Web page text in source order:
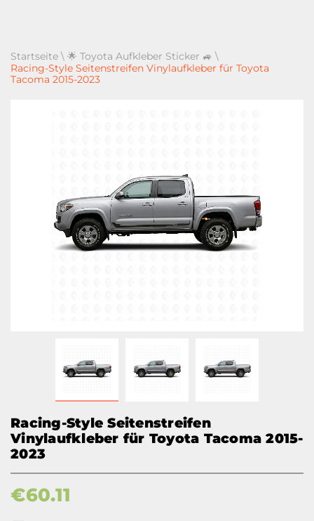
Startseite \ 🌟 Toyota Aufkleber Sticker 🚙 \
Racing-Style Seitenstreifen Vinylaufkleber für Toyota
Tacoma 2015-2023
Racing-Style Seitenstreifen
Vinylaufkleber für Toyota Tacoma 2015-
2023
€60.11